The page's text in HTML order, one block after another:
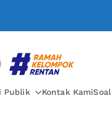
PROVINSI
Publik Kontak Kami